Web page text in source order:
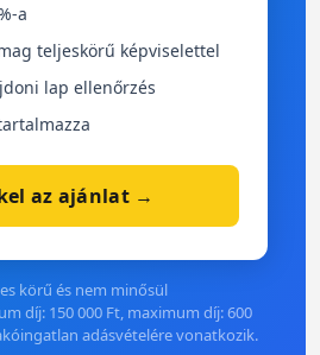
a
teljeskörű képviselettel
lap ellenőrzés
az ajánlat →
körű és nem minősül
díj: 150 000 Ft, maximum díj: 600
adásvételére vonatkozik.